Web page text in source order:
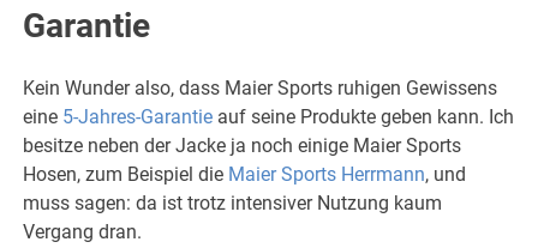
Garantie
Kein Wunder also, dass Maier Sports ruhigen Gewissens
eine 5-Jahres-Garantie auf seine Produkte geben kann. Ich
besitze neben der Jacke ja noch einige Maier Sports
Hosen, zum Beispiel die Maier Sports Herrmann, und
muss sagen: da ist trotz intensiver Nutzung kaum
Vergang dran.